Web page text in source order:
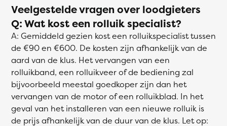
Veelgestelde vragen over loodgieters
Q: Wat kost een rolluik specialist?
A: Gemiddeld gezien kost een rolluikspecialist tussen
de €90 en €600. De kosten zijn afhankelijk van de
aard van de klus. Het vervangen van een
rolluikband, een rolluikveer of de bediening zal
bijvoorbeeld meestal goedkoper zijn dan het
vervangen van de motor of een rolluikblad. In het
geval van het installeren van een nieuwe rolluik is
de prijs afhankelijk van de duur van de klus. Let op: